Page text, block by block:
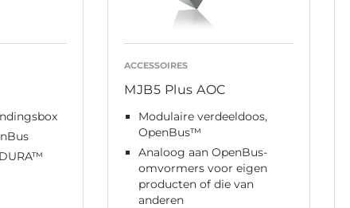
ACCESSOIRES
MJB5 Plus AOC
Modulaire verdeeldoos,
OpenBus™
Analoog aan OpenBus-
omvormers voor eigen
producten of die van
anderen